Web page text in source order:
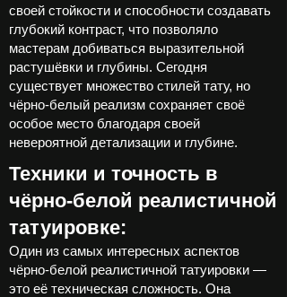
своей стойкости и способности создавать
глубокий контраст, что позволяло
мастерам добиваться выразительной
растушёвки и глубины. Сегодня
существует множество стилей тату, но
чёрно-белый реализм сохраняет своё
особое место благодаря своей
невероятной детализации и глубине.
Техники и точность в
чёрно-белой реалистичной
татуировке:
Один из самых интересных аспектов
чёрно-белой реалистичной татуировки —
это её техническая сложность. Она